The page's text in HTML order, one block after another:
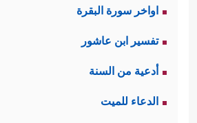
اواخر سورة البقرة
تفسير ابن عاشور
أدعية من السنة
الدعاء للميت